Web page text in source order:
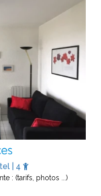
| 4
: (tarifs, photos ...)